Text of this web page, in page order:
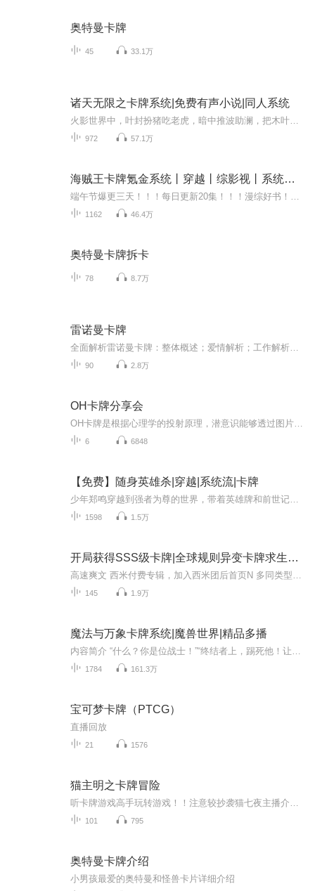
奥特曼卡牌
45 33.1万
诸天无限之卡牌系统|免费有声小说|同人系统
972 57.1万
海贼王卡牌氪金系统丨穿越丨综影视丨系统流丨异界丨
1162 46.4万
奥特曼卡牌拆卡
78 8.7万
雷诺曼卡牌
90 2.8万
OH卡牌分享会
6 6848
【免费】随身英雄杀|穿越|系统流|卡牌
1598 1.5万
开局获得SSS级卡牌|全球规则异变卡牌求生301
145 1.9万
魔法与万象卡牌系统|魔兽世界|精品多播
1784 161.3万
宝可梦卡牌（PTCG）
直播回放
21 1576
猫主明之卡牌冒险
101 795
奥特曼卡牌介绍
小男孩最爱的奥特曼和怪兽卡片详细介绍